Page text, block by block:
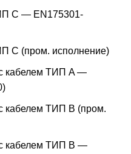
C — EN175301-
С (пром. исполнение)
кабелем ТИП A —
кабелем ТИП B (пром.
кабелем ТИП B —